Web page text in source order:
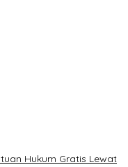
Hukum Gratis Lewat